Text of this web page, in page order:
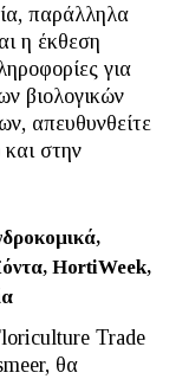
παράλληλα
η έκθεση
για
βιολογικών
απευθυνθείτε
στην
HortiWeek,
Trade
θα